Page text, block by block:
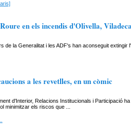
en els incendis d'Olivella,
de la Generalitat i les ADF's han aconseguit
a les revetlles, en un còmic
d'Interior, Relacions Institucionals i Participació
minimitzar els riscos que ...